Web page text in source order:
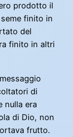
prodotto il
finito in
del
finito in altri
di
nulla era
di Dio, non
frutto.